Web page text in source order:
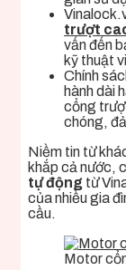
trượt
vấn đến
kỹ thuật
Chính
hành dài
cổng
chóng,
Niềm tin từ
khắp cả nước,
tự động từ
của nhiều gia
cầu.
Motor